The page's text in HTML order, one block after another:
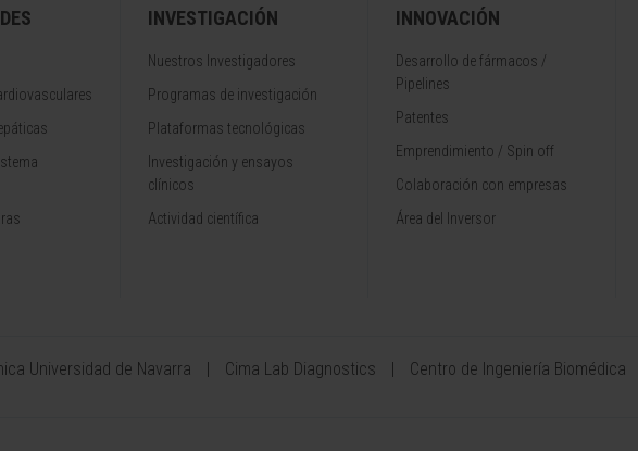
INVESTIGACIÓN
Nuestros Investigadores
Programas de investigación
Plataformas tecnológicas
Investigación y ensayos
clínicos
Actividad científica
INNOVACIÓN
Desarrollo de fármacos /
Pipelines
Patentes
Emprendimiento / Spin off
Colaboración con empresas
Área del Inversor
Universidad de Navarra Cima Lab Diagnostics Centro de Ingeniería Biomédica